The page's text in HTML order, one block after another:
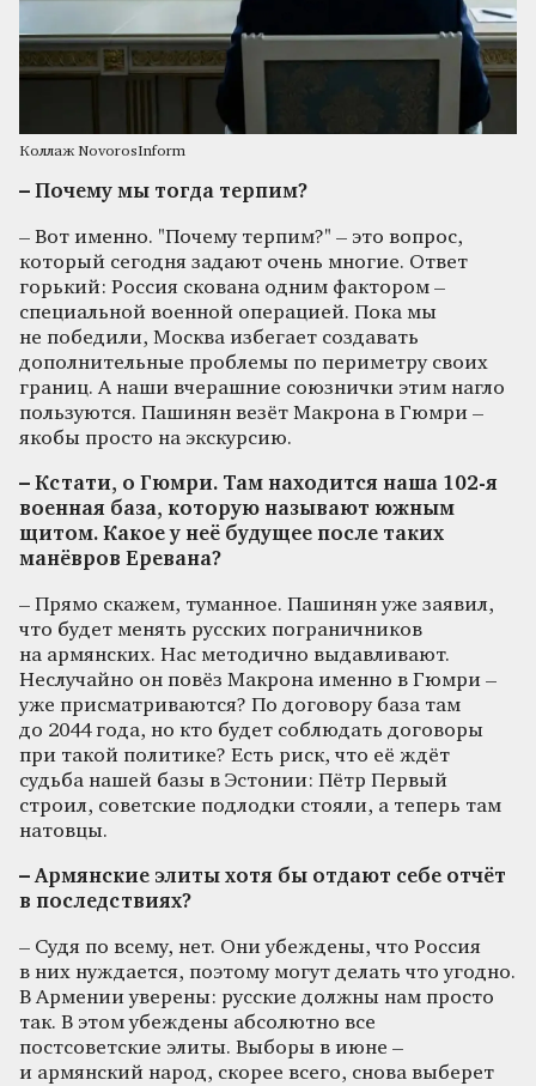
Коллаж NovorosInform
– Почему мы тогда терпим?
– Вот именно. "Почему терпим?" – это вопрос,
который сегодня задают очень многие. Ответ
горький: Россия скована одним фактором –
специальной военной операцией. Пока мы
не победили, Москва избегает создавать
дополнительные проблемы по периметру своих
границ. А наши вчерашние союзнички этим нагло
пользуются. Пашинян везёт Макрона в Гюмри –
якобы просто на экскурсию.
– Кстати, о Гюмри. Там находится наша 102-я
военная база, которую называют южным
щитом. Какое у неё будущее после таких
манёвров Еревана?
– Прямо скажем, туманное. Пашинян уже заявил,
что будет менять русских пограничников
на армянских. Нас методично выдавливают.
Неслучайно он повёз Макрона именно в Гюмри –
уже присматриваются? По договору база там
до 2044 года, но кто будет соблюдать договоры
при такой политике? Есть риск, что её ждёт
судьба нашей базы в Эстонии: Пётр Первый
строил, советские подлодки стояли, а теперь там
натовцы.
– Армянские элиты хотя бы отдают себе отчёт
в последствиях?
– Судя по всему, нет. Они убеждены, что Россия
в них нуждается, поэтому могут делать что угодно.
В Армении уверены: русские должны нам просто
так. В этом убеждены абсолютно все
постсоветские элиты. Выборы в июне –
и армянский народ, скорее всего, снова выберет